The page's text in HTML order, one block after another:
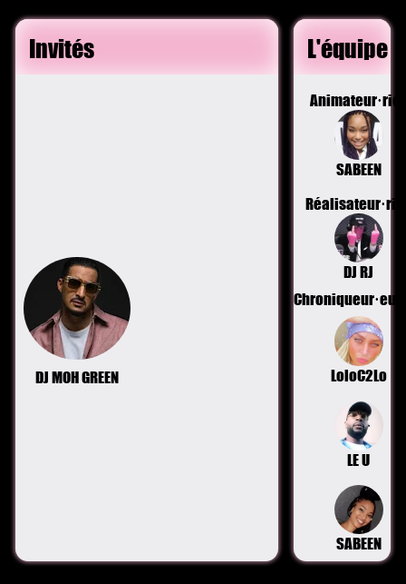
Invités
DJ MOH GREEN
L'équipe
SABEEN
DJ RJ
LoloC2Lo
LE U
SABEEN